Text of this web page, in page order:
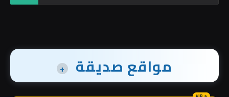
مواقع صديقة +